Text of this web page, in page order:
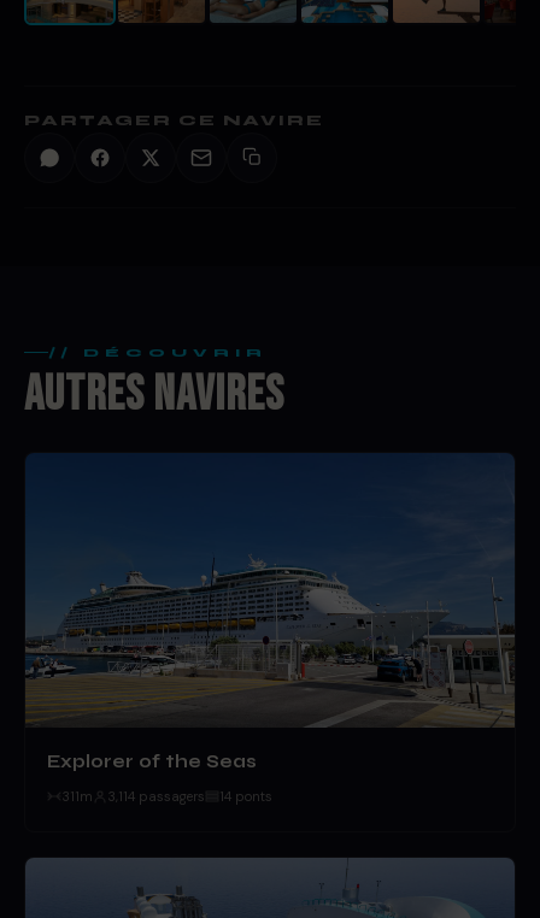
PARTAGER CE NAVIRE
// DÉCOUVRIR
AUTRES NAVIRES
Explorer of the Seas
311m 3,114 passagers 14 ponts